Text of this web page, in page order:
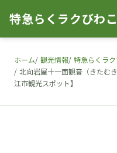
特急らくラクびわ
ホーム 観光情報 特急らくラ
北向岩屋十一面観音（きたむ
江市観光スポット】